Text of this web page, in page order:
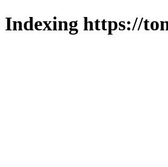
Indexing https://